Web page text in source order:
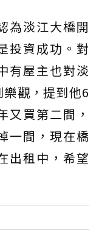
為淡江大橋開
投資成功。對
有屋主也對淡
觀，提到他6
又買第二間，
一間，現在橋
出租中，希望